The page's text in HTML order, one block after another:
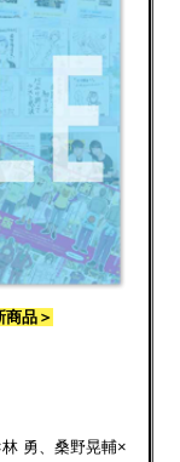
品＞
勇、桑野晃輔×